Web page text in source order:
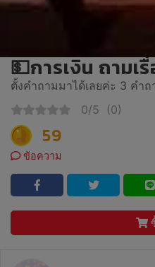
💵การเงิน ถามเ
ตั้งคำถามมาได้เลยค่ะ 3 คำ
0/5
(0)
59
ข้อความ